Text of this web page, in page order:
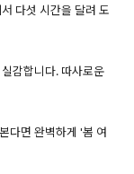
다섯 시간을 달려 도
감합니다. 따사로운
다면 완벽하게 '봄 여